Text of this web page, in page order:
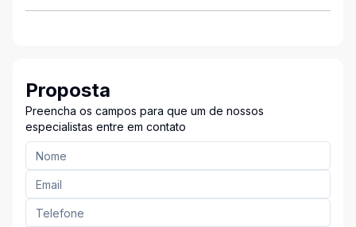
Proposta
Preencha os campos para que um de nossos
especialistas entre em contato